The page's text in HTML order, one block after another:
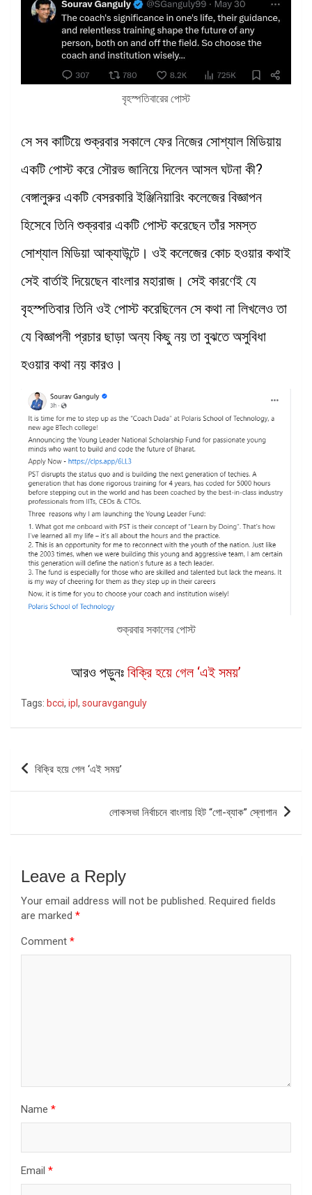
বৃহস্পতিবারের পোস্ট
সে সব কাটিয়ে শুক্রবার সকালে ফের নিজের সোশ্যাল মিডিয়ায়
একটি পোস্ট করে সৌরভ জানিয়ে দিলেন আসল ঘটনা কী?
বেঙ্গালুরুর একটি বেসরকারি ইঞ্জিনিয়ারিং কলেজের বিজ্ঞাপন
হিসেবে তিনি শুক্রবার একটি পোস্ট করেছেন তাঁর সমস্ত
সোশ্যাল মিডিয়া আক্যাউন্টে। ওই কলেজের কোচ হওয়ার কথাই
সেই বার্তাই দিয়েছেন বাংলার মহারাজ। সেই কারণেই যে
বৃহস্পতিবার তিনি ওই পোস্ট করেছিলেন সে কথা না লিখলেও তা
যে বিজ্ঞাপনী প্রচার ছাড়া অন্য কিছু নয় তা বুঝতে অসুবিধা
হওয়ার কথা নয় কারও।
শুক্রবার সকালের পোস্ট
আরও পড়ুনঃ বিক্রি হয়ে গেল ‘এই সময়’
Tags: bcci, ipl , souravganguly
Post
navigation
বিক্রি হয়ে গেল ‘এই সময়’
লোকসভা নির্বাচনে বাংলায় হিট “গো-ব্যাক” স্লোগান
Leave a Reply
Your email address will not be published. Required fields
are marked *
Comment *
Name *
Email *